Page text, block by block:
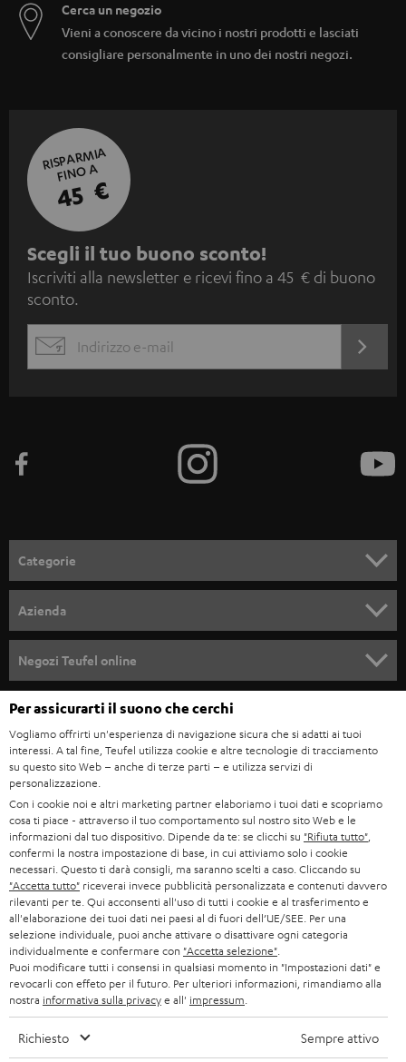
Cerca un negozio
Vieni a conoscere da vicino i nostri prodotti e lasciati
consigliare personalmente in uno dei nostri negozi.
RISPARMIA
FINO A
45 €
I
s
c
i
n
l
l
a
n
e
w
s
l
e
t
t
e
r
Scegli il tuo buono sconto!
Iscriviti alla newsletter e ricevi fino a 45 € di buono
sconto.
EMAIL
ORA
Categorie
SOUNDBAR
STEREO
BLUETOOTH
CUFFIE
CUFFIE BLUETOOTH
SET STEREO
ALTOPARLANTE
ULTIMA
CUFFIE IN-EAR
FANSHOP
Azienda
CARRIERA
STAMPA
B2B
BLOG
NEWSLETTER
NEGOZI
VANTAGGI TEUFEL
LA NOSTRA STORIA
MANAGEMENT
Negozi Teufel online
GERMANIA
AUSTRIA
SVIZZERA
PAESI BASSI
BELGIO
FRANCIA
POLONIA
Per assicurarti il suono che cerchi
Vogliamo offrirti un'esperienza di navigazione sicura che si adatti ai tuoi
interessi. A tal fine, Teufel utilizza cookie e altre tecnologie di tracciamento
su questo sito Web – anche di terze parti – e utilizza servizi di
personalizzazione.
Con i cookie noi e altri marketing partner elaboriamo i tuoi dati e scopriamo
cosa ti piace - attraverso il tuo comportamento sul nostro sito Web e le
informazioni dal tuo dispositivo. Dipende da te: se clicchi su "Rifiuta tutto"
confermi la nostra impostazione di base, in cui attiviamo solo i cookie
necessari. Questo ti darà consigli, ma saranno scelti a caso. Cliccando su
"Accetta tutto" riceverai invece pubblicità personalizzata e contenuti davvero
rilevanti per te. Qui acconsenti all'uso di tutti i cookie e al trasferimento e
all'elaborazione dei tuoi dati nei paesi al di fuori dell’UE/SEE. Per una
selezione individuale, puoi anche attivare o disattivare ogni categoria
individualmente e confermare con "Accetta selezione"
Puoi modificare tutti i consensi in qualsiasi momento in "Impostazioni dati" e
revocarli con effeto per il futuro. Per ulteriori informazioni, rimandiamo alla
nostra informativa sulla privacye all' impressum
Richiesto Sempre attivo